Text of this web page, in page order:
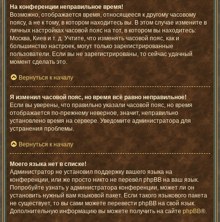
На конференции неправильное время!
Возможно, отображается время, относящееся к другому часовому
поясу, а не к тому, в котором находитесь вы. В этом случае измените в
личных настройках часовой пояс на тот, в котором вы находитесь:
Москва, Киев и т. д. Учтите, что изменять часовой пояс, как и
большинство настроек, могут только зарегистрированные
пользователи. Если вы не зарегистрированы, то сейчас удачный
момент сделать это.
Вернуться к началу
Я изменил часовой пояс, но время всё равно неправильное!
Если вы уверены, что правильно указали часовой пояс, но время
отображается по-прежнему неверное, значит, неправильно
установлено время на сервере. Уведомите администратора для
устранения проблемы.
Вернуться к началу
Моего языка нет в списке!
Администратор не установил поддержку вашего языка на
конференции, или же просто никто не перевёл phpBB на ваш язык.
Попробуйте узнать у администратора конференции, может ли он
установить нужный вам языковой пакет. Если такого языкового пакета
не существует, то вы сами можете перевести phpBB на свой язык.
Дополнительную информацию вы можете получить на сайтеphpBB®.